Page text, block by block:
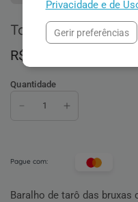
Tarô das Bruxas
R$ 91,90
Quantidade
Pague com:
Baralho de tarô das
Privacidade e de
Gerir preferências